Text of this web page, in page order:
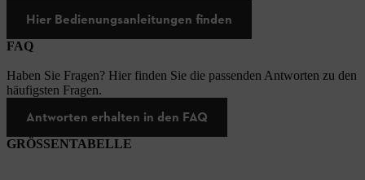
Hier Bedienungsanleitungen finden
FAQ
Haben Sie Fragen? Hier finden Sie die passenden Antworten zu den
häufigsten Fragen.
Antworten erhalten in den FAQ
GRÖSSENTABELLE